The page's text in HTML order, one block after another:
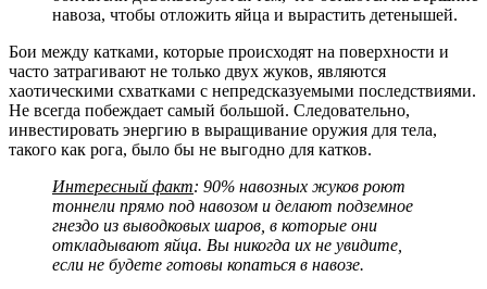
навоза, чтобы отложить яйца и вырастить детенышей.
Бои между катками, которые происходят на поверхности и
часто затрагивают не только двух жуков, являются
хаотическими схватками с непредсказуемыми последствиями.
Не всегда побеждает самый большой. Следовательно,
инвестировать энергию в выращивание оружия для тела,
такого как рога, было бы не выгодно для катков.
Интересный факт: 90% навозных жуков роют
тоннели прямо под навозом и делают подземное
гнездо из выводковых шаров, в которые они
откладывают яйца. Вы никогда их не увидите,
если не будете готовы копаться в навозе.